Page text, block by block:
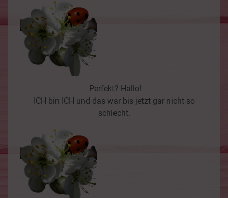
Perfekt? Hallo!
ICH bin ICH und das war bis jetzt gar nicht so
schlecht.